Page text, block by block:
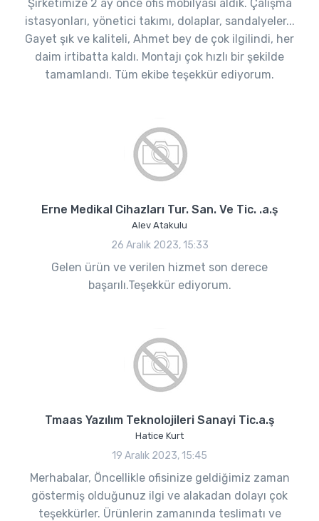
Şirketimize 2 ay önce ofis mobilyası aldık. Çalışma
istasyonları, yönetici takımı, dolaplar, sandalyeler...
Gayet şık ve kaliteli, Ahmet bey de çok ilgilindi, her
daim irtibatta kaldı. Montajı çok hızlı bir şekilde
tamamlandı. Tüm ekibe teşekkür ediyorum.
Erne Medikal Cihazları Tur. San. Ve Tic. .a.ş
Alev Atakulu
26 Aralık 2023, 15:33
Gelen ürün ve verilen hizmet son derece
başarılı.Teşekkür ediyorum.
Tmaas Yazılım Teknolojileri Sanayi Tic.a.ş
Hatice Kurt
19 Aralık 2023, 15:45
Merhabalar, Öncellikle ofisinize geldiğimiz zaman
göstermiş olduğunuz ilgi ve alakadan dolayı çok
teşekkürler. Ürünlerin zamanında teslimatı ve